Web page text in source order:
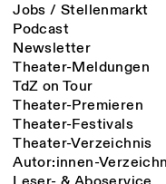
Jobs / Stellenmarkt
Podcast
Newsletter
Theater-Meldungen
TdZ on Tour
Theater-Premieren
Theater-Festivals
Theater-Verzeichnis
Autor:innen-